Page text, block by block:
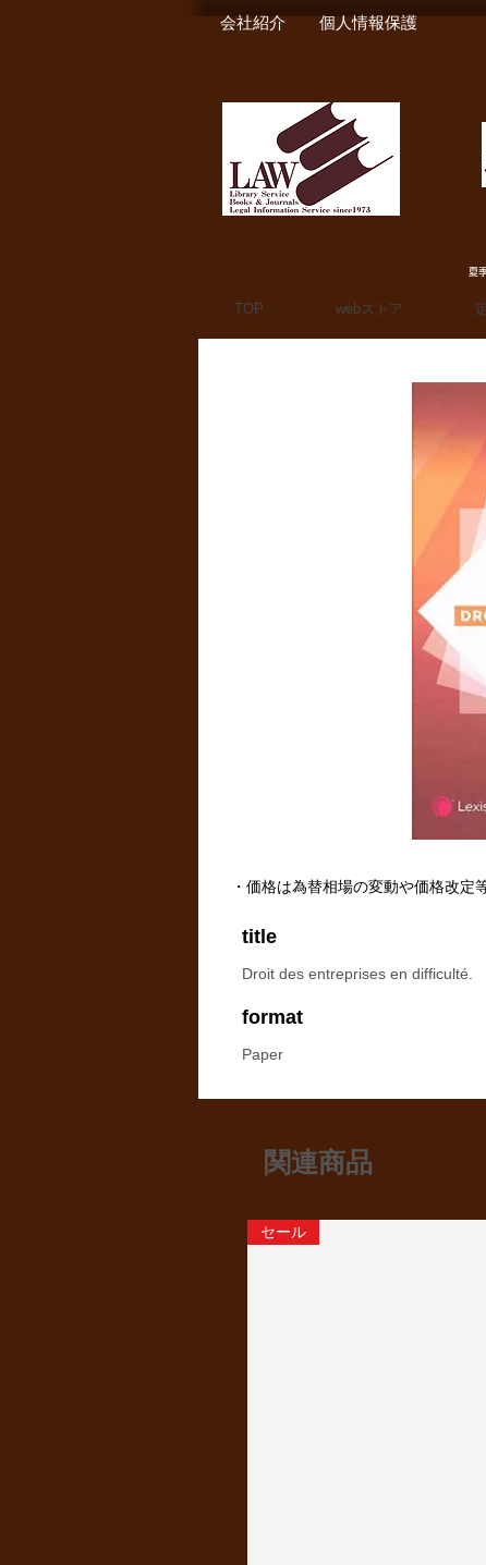
会社紹介 個人情報保護
夏
TOP webストア
title
Droit des entreprises en difficulté.
format
Paper
・価格は為替相場の変動や価格改定
関連商品
セール